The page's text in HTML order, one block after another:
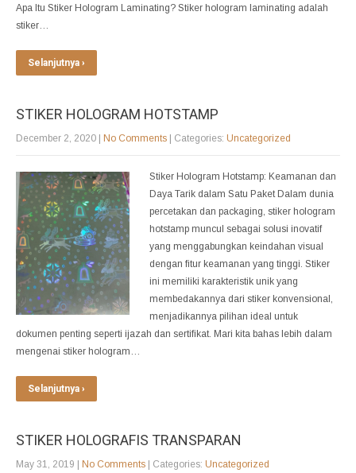
Apa Itu Stiker Hologram Laminating? Stiker hologram laminating adalah
stiker…
Selanjutnya ›
STIKER HOLOGRAM HOTSTAMP
December 2, 2020 | No Comments | Categories: Uncategorized
Stiker Hologram Hotstamp: Keamanan dan
Daya Tarik dalam Satu Paket Dalam dunia
percetakan dan packaging, stiker hologram
hotstamp muncul sebagai solusi inovatif
yang menggabungkan keindahan visual
dengan fitur keamanan yang tinggi. Stiker
ini memiliki karakteristik unik yang
membedakannya dari stiker konvensional,
menjadikannya pilihan ideal untuk
dokumen penting seperti ijazah dan sertifikat. Mari kita bahas lebih dalam
mengenai stiker hologram…
Selanjutnya ›
STIKER HOLOGRAFIS TRANSPARAN
May 31, 2019 | No Comments | Categories: Uncategorized